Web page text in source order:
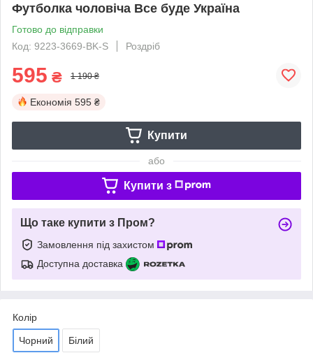
Футболка чоловіча Все буде Україна
Готово до відправки
Код: 9223-3669-BK-S
Роздріб
595 ₴ 1 190 ₴
Економія 595 ₴
Купити
або
Купити з
Що таке купити з Пром?
Замовлення під захистом
Доступна доставка
Колір
Чорний Білий